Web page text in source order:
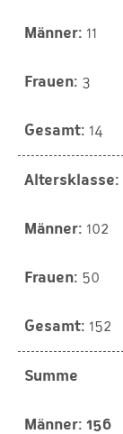
11
3
14
102
50
152
Summe
156